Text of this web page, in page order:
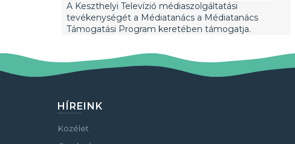
A Keszthelyi Televízió médiaszolgáltatási
tevékenységét a Médiatanács a Médiatanács
Támogatási Program keretében támogatja.
HÍREINK
Közélet